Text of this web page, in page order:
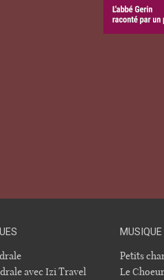
avec Izi Travel
Petits
Le